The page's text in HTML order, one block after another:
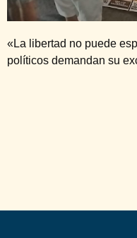
«La libertad no puede
políticos demandan su